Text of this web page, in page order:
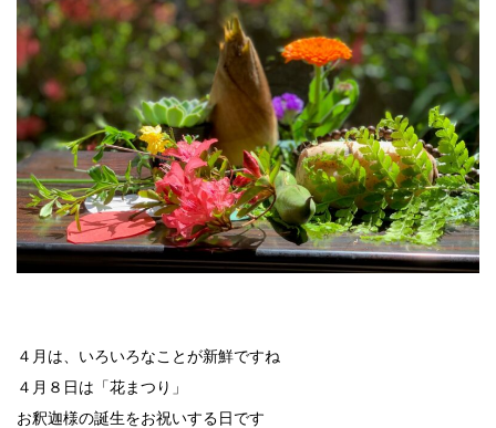
４月は、いろいろなことが新鮮ですね
４月８日は「花まつり」
お釈迦様の誕生をお祝いする日です